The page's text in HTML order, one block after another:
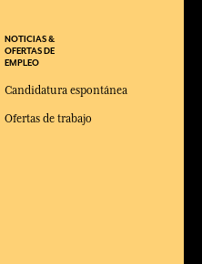
NOTICIAS &
OFERTAS DE
EMPLEO
Candidatura espontánea
Ofertas de trabajo